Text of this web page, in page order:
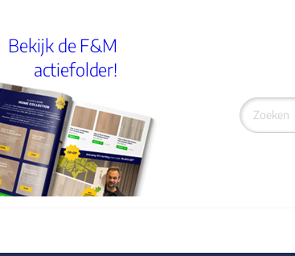
Bekijk de F&M
actiefolder!